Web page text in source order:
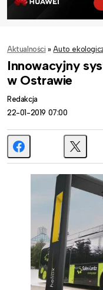
Aktualności » Auto
Innowacyjny
w Ostrawie
Redakcja
22-01-2019 07:00